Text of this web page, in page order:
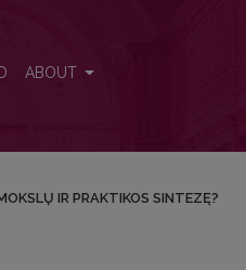
ABOUT
IR PRAKTIKOS SINTEZĘ?